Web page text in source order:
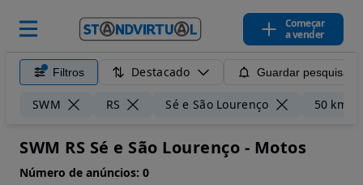
Começar
a vender
Filtros Destacado Guardar pesquisa
SWM RS Sé e São Lourenço 50 km
SWM RS Sé e São Lourenço - Motos
Número de anúncios: 0